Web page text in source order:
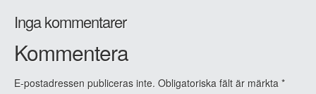
Inga kommentarer
Kommentera
E-postadressen publiceras inte. Obligatoriska fält är märkta *